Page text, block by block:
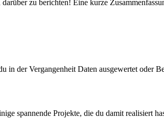
zu berichten! Eine kurze
der Vergangenheit Daten ausgewertet oder
spannende Projekte, die du damit realisiert